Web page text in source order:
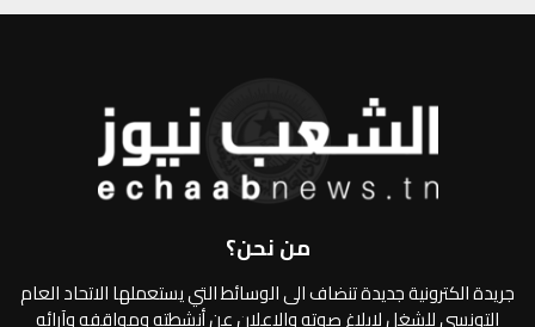
من نحن؟
جريدة الكترونية جديدة تنضاف الى الوسائط التي يستعملها الاتحاد العام
التونسي للشغل لإبلاغ صوته والإعلان عن أنشطته ومواقفه وآرائه